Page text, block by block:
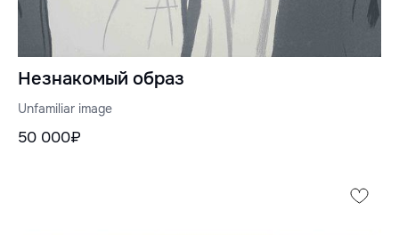
Незнакомый образ
Unfamiliar image
50 000₽